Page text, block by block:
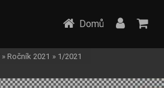
Domů
» Ročník 2021 » 1/2021